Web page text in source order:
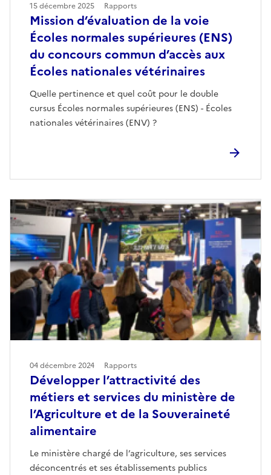
Mission d’évaluation de la voie
Écoles normales supérieures (ENS)
du concours commun d’accès aux
Écoles nationales vétérinaires
Quelle pertinence et quel coût pour le double
cursus Écoles normales supérieures (ENS) - Écoles
nationales vétérinaires (ENV) ?
15 décembre 2025 Rapports
Développer l’attractivité des
métiers et services du ministère de
l’Agriculture et de la Souveraineté
alimentaire
Le ministère chargé de l’agriculture, ses services
déconcentrés et ses établissements publics
04 décembre 2024 Rapports